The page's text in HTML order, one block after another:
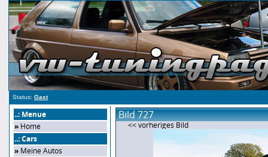
Status: Gast
..: Menue
» Home
..: Cars
» Meine Autos
Bild 727
<< vorheriges Bild